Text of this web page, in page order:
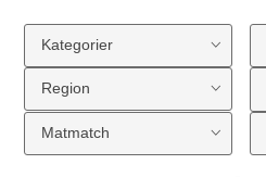
Kategorier
Region
Matmatch